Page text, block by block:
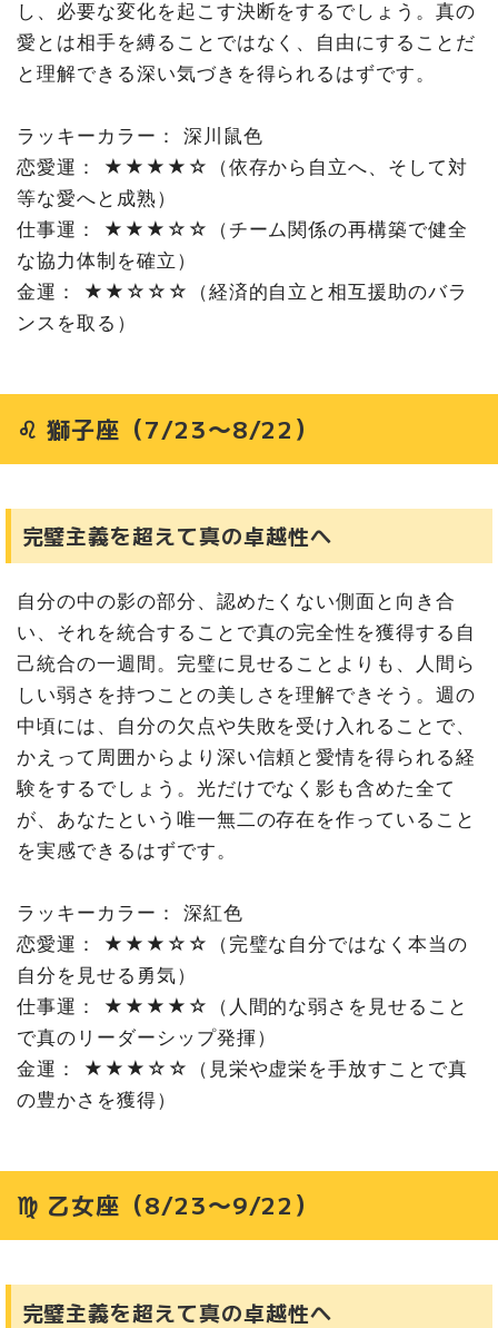
し、必要な変化を起こす決断をするでしょう。真の
愛とは相手を縛ることではなく、自由にすることだ
と理解できる深い気づきを得られるはずです。
ラッキーカラー： 深川鼠色
恋愛運： ★★★★☆（依存から自立へ、そして対
等な愛へと成熟）
仕事運： ★★★☆☆（チーム関係の再構築で健全
な協力体制を確立）
金運： ★★☆☆☆（経済的自立と相互援助のバラ
ンスを取る）
♌ 獅子座（7/23〜8/22）
完璧主義を超えて真の卓越性へ
自分の中の影の部分、認めたくない側面と向き合
い、それを統合することで真の完全性を獲得する自
己統合の一週間。完璧に見せることよりも、人間ら
しい弱さを持つことの美しさを理解できそう。週の
中頃には、自分の欠点や失敗を受け入れることで、
かえって周囲からより深い信頼と愛情を得られる経
験をするでしょう。光だけでなく影も含めた全て
が、あなたという唯一無二の存在を作っていること
を実感できるはずです。
ラッキーカラー： 深紅色
恋愛運： ★★★☆☆（完璧な自分ではなく本当の
自分を見せる勇気）
仕事運： ★★★★☆（人間的な弱さを見せること
で真のリーダーシップ発揮）
金運： ★★★☆☆（見栄や虚栄を手放すことで真
の豊かさを獲得）
♍ 乙女座（8/23〜9/22）
完璧主義を超えて真の卓越性へ